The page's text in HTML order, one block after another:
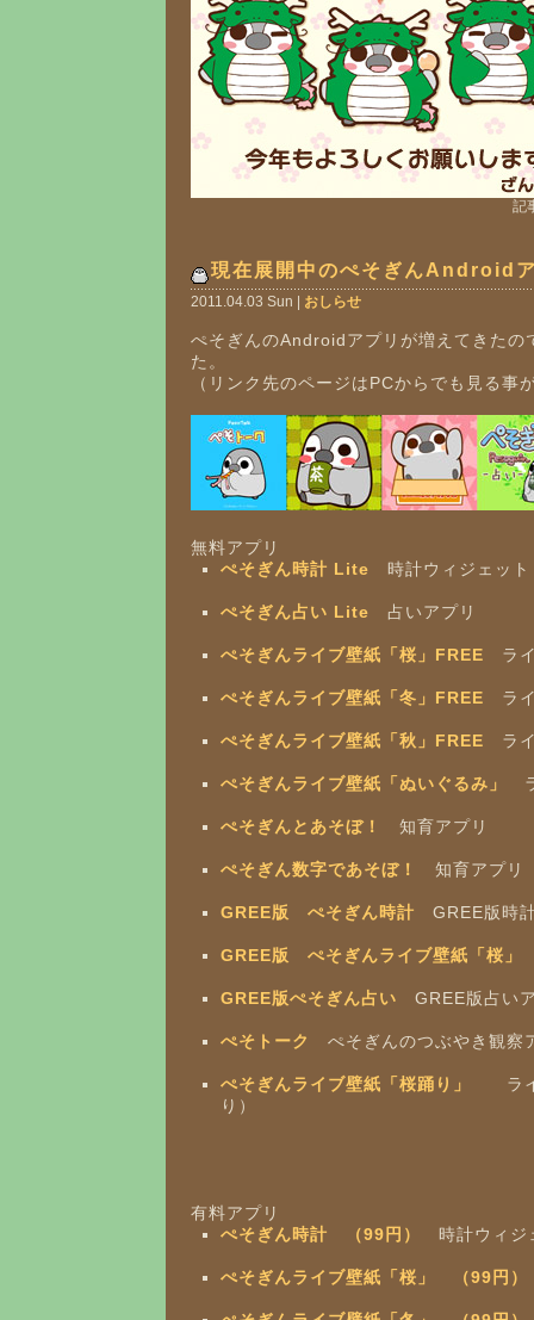
記
現在展開中のぺそぎんAndroid
2011.04.03 Sun | おしらせ
ぺそぎんのAndroidアプリが増えてきたの
た。
（リンク先のページはPCからでも見る事
無料アプリ
ぺそぎん時計 Lite 時計ウィジェット
ぺそぎん占い Lite 占いアプリ
ぺそぎんライブ壁紙「桜」FREE ラ
ぺそぎんライブ壁紙「冬」FREE ラ
ぺそぎんライブ壁紙「秋」FREE ラ
ぺそぎんライブ壁紙「ぬいぐるみ」
ぺそぎんとあそぼ！ 知育アプリ
ぺそぎん数字であそぼ！ 知育アプリ
GREE版 ぺそぎん時計 GREE版時
GREE版 ぺそぎんライブ壁紙「桜」
GREE版ぺそぎん占い GREE版占い
ぺそトーク ぺそぎんのつぶやき観察
ぺそぎんライブ壁紙「桜踊り」
ラ
り）
有料アプリ
ぺそぎん時計 （99円）
時計ウィジ
ぺそぎんライブ壁紙「桜」 （99円）